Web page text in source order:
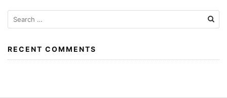
Search
for:
RECENT COMMENTS